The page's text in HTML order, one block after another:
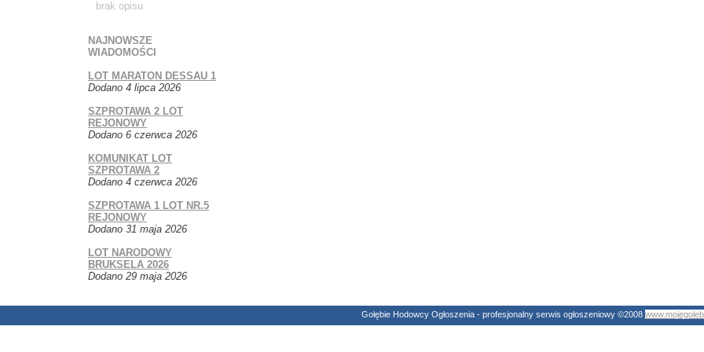
brak opisu
NAJNOWSZE
WIADOMOŚCI
LOT MARATON DESSAU 1
Dodano 4 lipca 2026
SZPROTAWA 2 LOT
REJONOWY
Dodano 6 czerwca 2026
KOMUNIKAT LOT
SZPROTAWA 2
Dodano 4 czerwca 2026
SZPROTAWA 1 LOT NR.5
REJONOWY
Dodano 31 maja 2026
LOT NARODOWY
BRUKSELA 2026
Dodano 29 maja 2026
Gołębie Hodowcy Ogłoszenia - profesjonalny serwis ogłoszeniowy ©2008